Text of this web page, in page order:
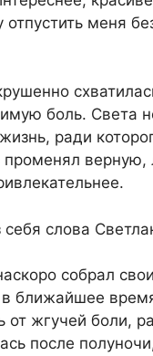
меня
боль. Света
ради
променял
слова
собрал
ближайшее
от жгучей боли,
после